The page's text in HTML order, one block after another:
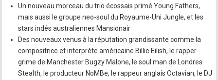
Un nouveau morceau du trio écossais primé Young Fathers,
mais aussi le groupe neo-soul du Royaume-Uni Jungle, et les
stars indés australiennes Mansionair
Des nouveaux venus à la réputation grandissante comme la
compositrice et interprète américaine Billie Eilish, le rapper
grime de Manchester Bugzy Malone, le soul man de Londres
Stealth, le producteur NoMBe, le rappeur anglais Octavian, le DJ